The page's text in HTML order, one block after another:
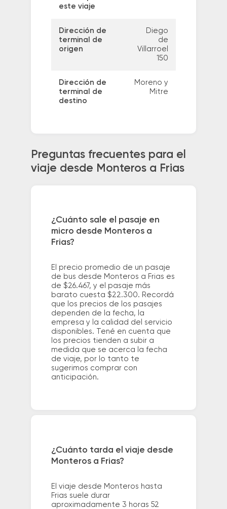
este viaje
Dirección de
terminal de
origen
Diego
de
Villarroel
150
Dirección de
terminal de
destino
Moreno y
Mitre
Preguntas frecuentes para el
viaje desde Monteros a Frias
¿Cuánto sale el pasaje en
micro desde Monteros a
Frias?
El precio promedio de un pasaje
de bus desde Monteros a Frias es
de $26.467, y el pasaje más
barato cuesta $22.300. Recordá
que los precios de los pasajes
dependen de la fecha, la
empresa y la calidad del servicio
disponibles. Tené en cuenta que
los precios tienden a subir a
medida que se acerca la fecha
de viaje, por lo tanto te
sugerimos comprar con
anticipación.
¿Cuánto tarda el viaje desde
Monteros a Frias?
El viaje desde Monteros hasta
Frias suele durar
aproximadamente 3 horas 52